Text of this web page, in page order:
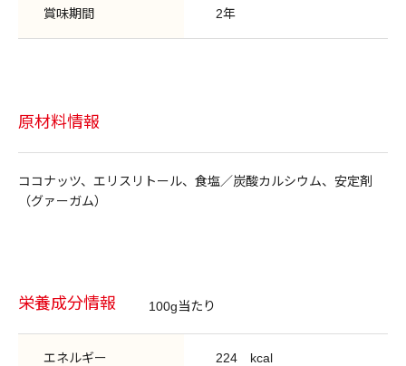
賞味期間 2年
原材料情報
ココナッツ、エリスリトール、食塩／炭酸カルシウム、安定剤
（グァーガム）
栄養成分情報 100g当たり
エネルギー 224 kcal